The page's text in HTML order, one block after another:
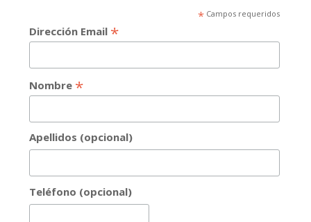
*Campos requeridos
Dirección Email *
Nombre *
Apellidos (opcional)
Teléfono (opcional)